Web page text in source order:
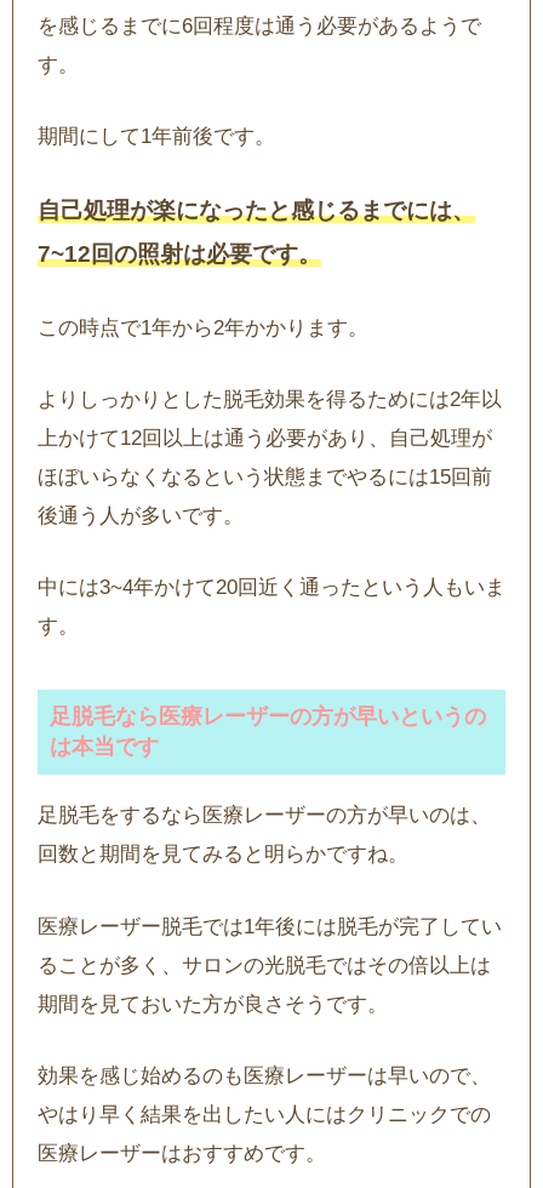
を感じるまでに6回程度は通う必要があるようで
す。
期間にして1年前後です。
自己処理が楽になったと感じるまでには、
7~12回の照射は必要です。
この時点で1年から2年かかります。
よりしっかりとした脱毛効果を得るためには2年以
上かけて12回以上は通う必要があり、自己処理が
ほぼいらなくなるという状態までやるには15回前
後通う人が多いです。
中には3~4年かけて20回近く通ったという人もいま
す。
足脱毛なら医療レーザーの方が早いというの
は本当です
足脱毛をするなら医療レーザーの方が早いのは、
回数と期間を見てみると明らかですね。
医療レーザー脱毛では1年後には脱毛が完了してい
ることが多く、サロンの光脱毛ではその倍以上は
期間を見ておいた方が良さそうです。
効果を感じ始めるのも医療レーザーは早いので、
やはり早く結果を出したい人にはクリニックでの
医療レーザーはおすすめです。